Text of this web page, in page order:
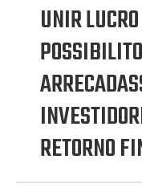
UNIR
RETORNO